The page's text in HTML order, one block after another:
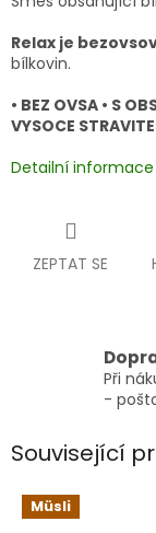
Relax je
bílkovin.
• BEZ OVSA • S
VYSOCE
Detailní informace
ZEPTAT SE
Při
-
Související
Müsli